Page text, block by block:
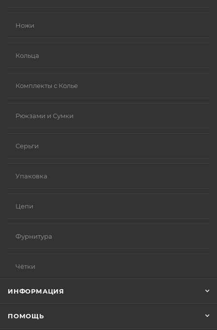
Ножи
Кольца
Комплекты с Колье
Рюкзами и Сумки
Серьги
Упаковка
Цепи
Фурнитура
Чётки
ИНФОРМАЦИЯ
ПОМОЩЬ